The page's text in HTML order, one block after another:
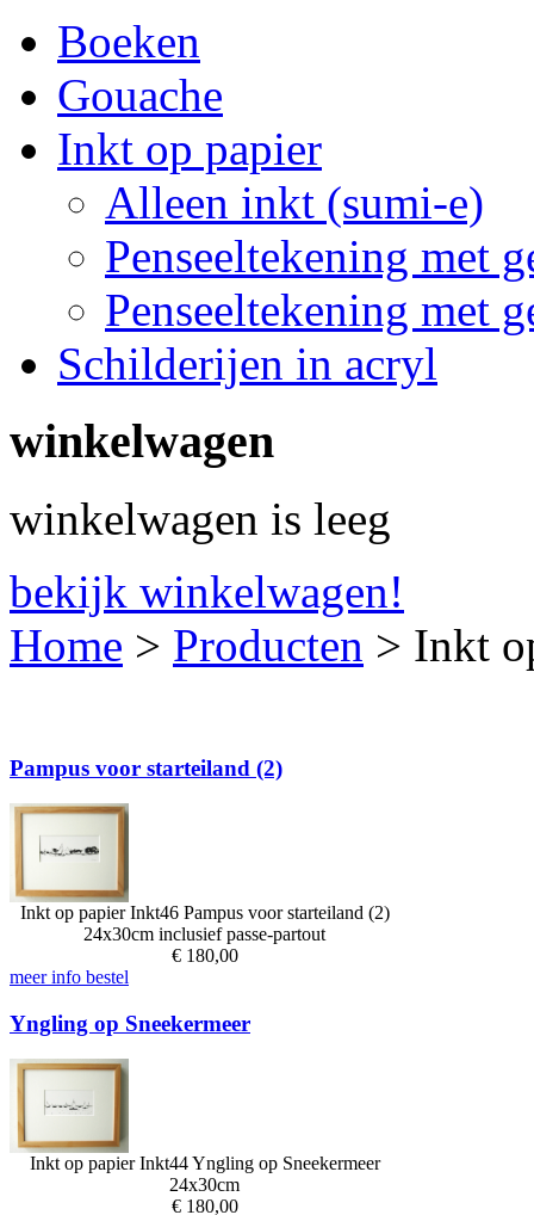
Boeken
Gouache
Inkt op papier
Alleen inkt (sumi-e)
Penseeltekening met
Penseeltekening met
Schilderijen in acryl
winkelwagen
winkelwagen is leeg
bekijk winkelwagen!
Home > Producten > Inkt
Pampus voor starteiland (2)
Inkt op papier Inkt46 Pampus voor starteiland (2)
24x30cm inclusief passe-partout
€ 180,00
meer info bestel
Yngling op Sneekermeer
Inkt op papier Inkt44Yngling op Sneekermeer
24x30cm
€ 180,00